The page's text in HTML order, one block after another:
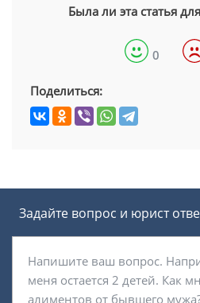
Была ли эта статья
0
Поделиться:
Задайте вопрос и юрист